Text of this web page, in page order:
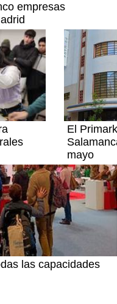
empresas
El
mayo
las capacidades